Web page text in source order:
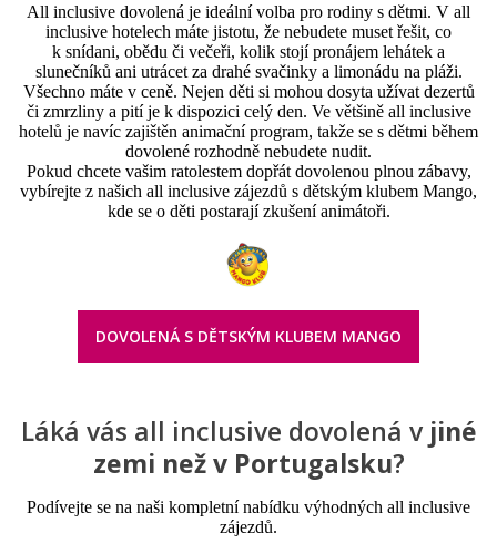
All inclusive dovolená je ideální volba pro rodiny s dětmi. V all
inclusive hotelech máte jistotu, že nebudete muset řešit, co
k snídani, obědu či večeři, kolik stojí pronájem lehátek a
slunečníků ani utrácet za drahé svačinky a limonádu na pláži.
Všechno máte v ceně. Nejen děti si mohou dosyta užívat dezertů
či zmrzliny a pití je k dispozici celý den. Ve většině all inclusive
hotelů je navíc zajištěn animační program, takže se s dětmi během
dovolené rozhodně nebudete nudit.
Pokud chcete vašim ratolestem dopřát dovolenou plnou zábavy,
vybírejte z našich all inclusive zájezdů s dětským klubem Mango,
kde se o děti postarají zkušení animátoři.
DOVOLENÁ S DĚTSKÝM KLUBEM MANGO
Láká vás all inclusive dovolená vjiné
zemi než v Portugalsku?
Podívejte se na naši kompletní nabídku výhodných all inclusive
zájezdů.